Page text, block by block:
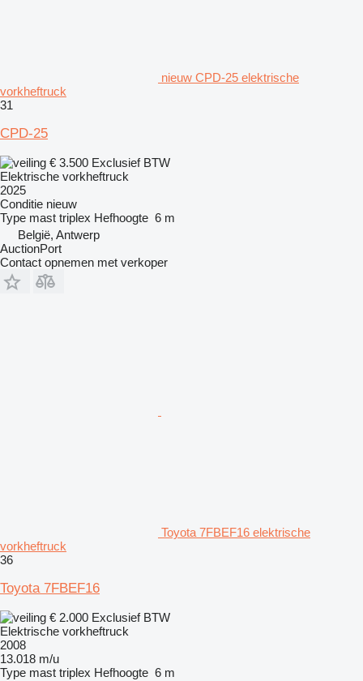
nieuw CPD-25 elektrische
vorkheftruck
31
CPD-25
€ 3.500 Exclusief BTW
Elektrische vorkheftruck
2025
Conditie nieuw
Type mast triplex Hefhoogte 6 m
België, Antwerp
AuctionPort
Contact opnemen met verkoper
Toyota 7FBEF16 elektrische
vorkheftruck
36
Toyota 7FBEF16
€ 2.000 Exclusief BTW
Elektrische vorkheftruck
2008
13.018 m/u
Type mast triplex Hefhoogte 6 m